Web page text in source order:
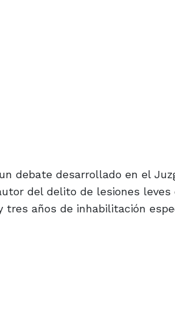
debate desarrollado en el
del delito de lesiones
tres años de inhabilitación